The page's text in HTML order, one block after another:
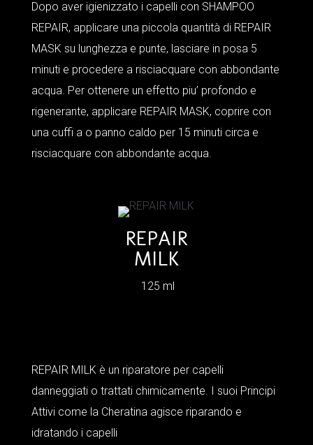
Dopo aver igienizzato i capelli con SHAMPOO
REPAIR, applicare una piccola quantità di REPAIR
MASK su lunghezza e punte, lasciare in posa 5
minuti e procedere a risciacquare con abbondante
acqua. Per ottenere un effetto piu’ profondo e
rigenerante, applicare REPAIR MASK, coprire con
una cuffi a o panno caldo per 15 minuti circa e
risciacquare con abbondante acqua.
REPAIR
MILK
125 ml
REPAIR MILK è un riparatore per capelli
danneggiati o trattati chimicamente. I suoi Principi
Attivi come la Cheratina agisce riparando e
idratando i capelli